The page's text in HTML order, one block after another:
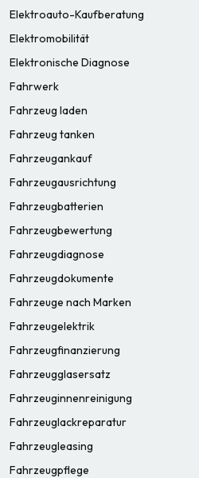
Elektroauto-Kaufberatung
Elektromobilität
Elektronische Diagnose
Fahrwerk
Fahrzeug laden
Fahrzeug tanken
Fahrzeugankauf
Fahrzeugausrichtung
Fahrzeugbatterien
Fahrzeugbewertung
Fahrzeugdiagnose
Fahrzeugdokumente
Fahrzeuge nach Marken
Fahrzeugelektrik
Fahrzeugfinanzierung
Fahrzeugglasersatz
Fahrzeuginnenreinigung
Fahrzeuglackreparatur
Fahrzeugleasing
Fahrzeugpflege